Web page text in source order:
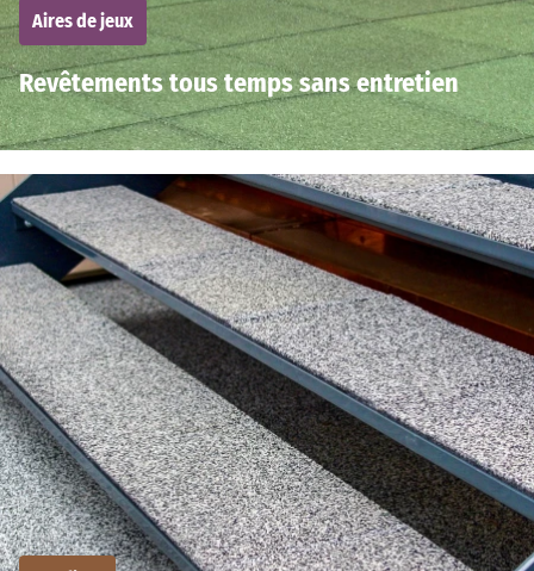
Aires de jeux
Revêtements tous temps sans entretien